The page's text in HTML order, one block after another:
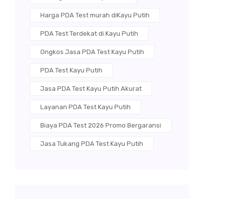
Harga PDA Test murah diKayu Putih
PDA Test Terdekat di Kayu Putih
Ongkos Jasa PDA Test Kayu Putih
PDA Test Kayu Putih
Jasa PDA Test Kayu Putih Akurat
Layanan PDA Test Kayu Putih
Biaya PDA Test 2026 Promo Bergaransi
Jasa Tukang PDA Test Kayu Putih